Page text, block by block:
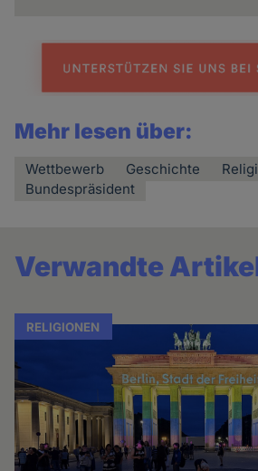
Mehr lesen über:
Wettbewerb Geschichte
Bundespräsident
Verwandte
RELIGIONEN